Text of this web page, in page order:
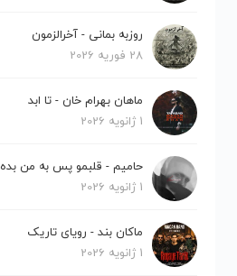
روزبه بمانی - آخرالزمون
28 فوریه 2026
ماهان بهرام خان - تا ابد
1 ژانویه 2026
حامیم - قلبمو پس به من بده
1 ژانویه 2026
ماکان بند - رویای تاریک
1 ژانویه 2026